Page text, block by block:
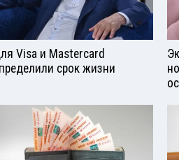
Visа и Mastercard
срок жизни